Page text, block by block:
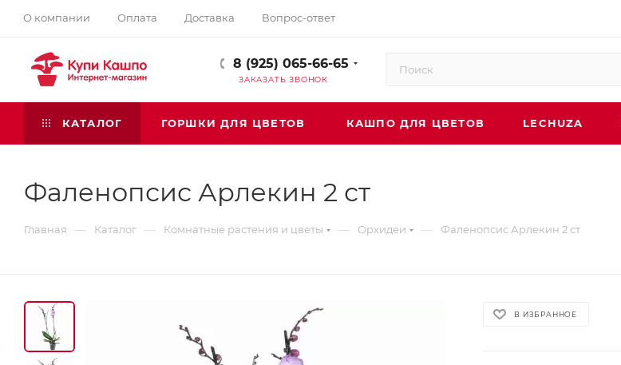
О компании Оплата Доставка Вопрос-ответ
8 (925) 065-66-65
ЗАКАЗАТЬ ЗВОНОК
КАТАЛОГ ГОРШКИ ДЛЯ ЦВЕТОВ КАШПО ДЛЯ ЦВЕТОВ LECHUZA
Фаленопсис Арлекин 2 ст
Главная — Каталог — Комнатные растения и цветы — Орхидеи — Фаленопсис Арлекин 2 ст
В ИЗБРАННОЕ